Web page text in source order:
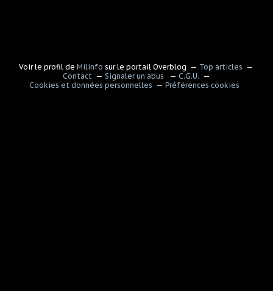
Voir le profil deMilinfo sur le portail Overblog
Top articles
Contact
Signaler un abus
C.G.U.
Cookies et données personnelles
Préférences cookies